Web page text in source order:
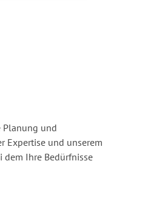
Planung und
Expertise und unserem
dem Ihre Bedürfnisse